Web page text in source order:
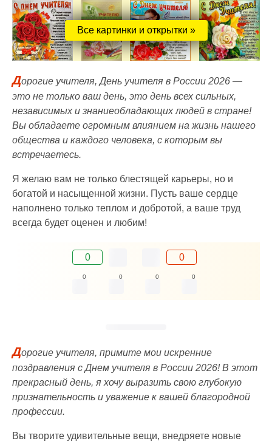
Все картинки и открытки »
Дорогие учителя, День учителя в России 2026 —
это не только ваш день, это день всех сильных,
независимых и знаниеобладающих людей в стране!
Вы обладаете огромным влиянием на жизнь нашего
общества и каждого человека, с которым вы
встречаетесь.
Я желаю вам не только блестящей карьеры, но и
богатой и насыщенной жизни. Пусть ваше сердце
наполнено только теплом и добротой, а ваше труд
всегда будет оценен и любим!
0 0
0 0 0 0
Дорогие учителя, примите мои искренние
поздравления с Днем учителя в России 2026! В этот
прекрасный день, я хочу выразить свою глубокую
признательность и уважение к вашей благородной
профессии.
Вы творите удивительные вещи, внедряете новые